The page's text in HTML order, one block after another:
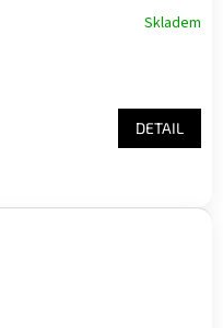
Skladem
DETAIL